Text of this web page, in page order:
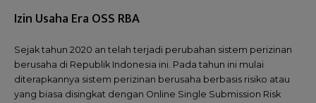
Izin Usaha Era OSS RBA
Sejak tahun 2020 an telah terjadi perubahan sistem perizinan
berusaha di Republik Indonesia ini. Pada tahun ini mulai
diterapkannya sistem perizinan berusaha berbasis risiko atau
yang biasa disingkat dengan Online Single Submission Risk